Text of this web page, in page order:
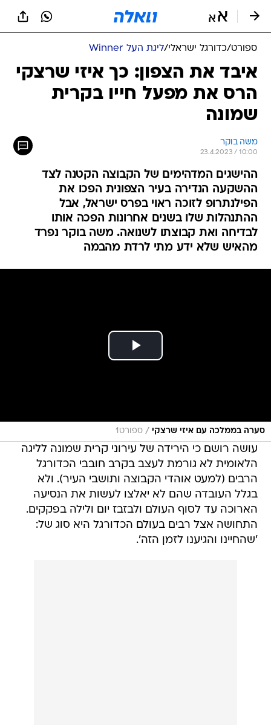
ספורט/כדורגל ישראלי/ליגת העל Winner
איבד את הצפון: כך איזי שרצקי
הרס את מפעל חייו בקרית
שמונה
משה בוקר
23.4.2023 / 10:00
ההישגים המדהימים של הקבוצה הקטנה לצד
ההשקעה הנדירה בעיר הצפונית הפכו את
הפילנתרופ לזוכה ראוי בפרס ישראל, אבל
ההתנהלות שלו בשנים אחרונות הפכה אותו
לבדיחה ואת קבוצתו לשנואה. משה בוקר נפרד
מהאיש שלא ידע מתי לרדת מהבמה
סערה בממלכה עם איזי שרצקי / ספורט1
עושה רושם כי הירידה של עירוני קרית שמונה לליגה
הלאומית לא גורמת לעצב בקרב חובבי הכדורגל
הרבים (למעט אוהדי הקבוצה ותושבי העיר). ולא
בגלל העובדה שהם לא יאלצו לעשות את הנסיעה
הארוכה עד לסוף העולם ולבזבז יום ולילה בפקקים.
התחושה אצל רבים בעולם הכדורגל היא סוג של:
'שהחיינו והגיענו לזמן הזה'.